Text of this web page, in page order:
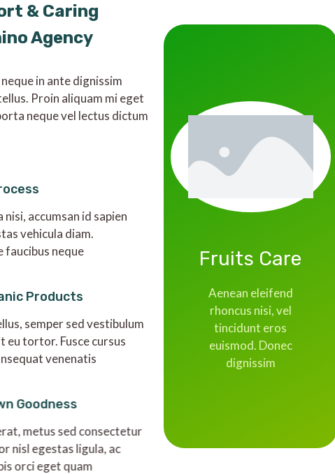
& Caring
Agency
in ante dignissim
Proin aliquam mi eget
neque vel lectus dictum
nisi, accumsan id sapien
vehicula diam.
faucibus neque
Products
semper sed vestibulum
eu tortor. Fusce cursus
venenatis
Goodness
metus sed consectetur
nisl egestas ligula, ac
orci eget quam
Fruits Care
Aenean eleifend
rhoncus nisi, vel
tincidunt eros
euismod. Donec
dignissim